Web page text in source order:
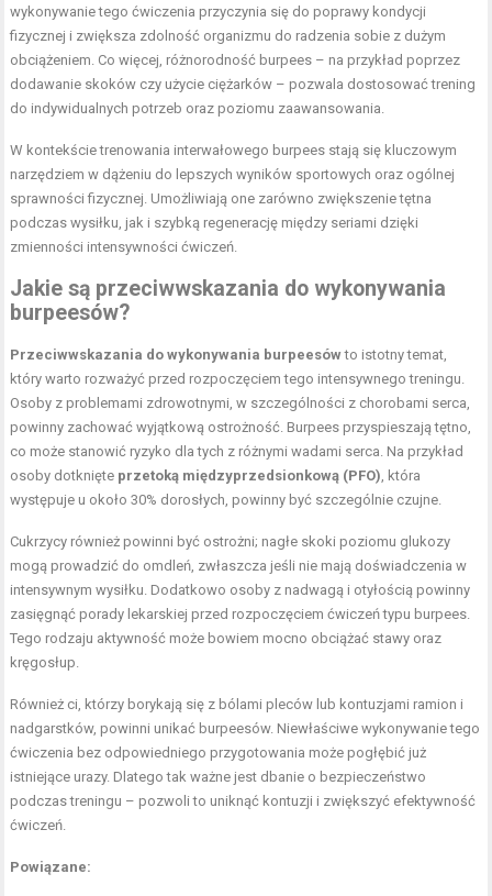
wykonywanie tego ćwiczenia przyczynia się do poprawy kondycji
fizycznej i zwiększa zdolność organizmu do radzenia sobie z dużym
obciążeniem. Co więcej, różnorodność burpees – na przykład poprzez
dodawanie skoków czy użycie ciężarków – pozwala dostosować trening
do indywidualnych potrzeb oraz poziomu zaawansowania.
W kontekście trenowania interwałowego burpees stają się kluczowym
narzędziem w dążeniu do lepszych wyników sportowych oraz ogólnej
sprawności fizycznej. Umożliwiają one zarówno zwiększenie tętna
podczas wysiłku, jak i szybką regenerację między seriami dzięki
zmienności intensywności ćwiczeń.
Jakie są przeciwwskazania do wykonywania
burpeesów?
Przeciwwskazania do wykonywania burpeesówto istotny temat,
który warto rozważyć przed rozpoczęciem tego intensywnego treningu.
Osoby z problemami zdrowotnymi, w szczególności z chorobami serca,
powinny zachować wyjątkową ostrożność. Burpees przyspieszają tętno,
co może stanowić ryzyko dla tych z różnymi wadami serca. Na przykład
osoby dotknięte przetoką międzyprzedsionkową (PFO), która
występuje u około 30% dorosłych, powinny być szczególnie czujne.
Cukrzycy również powinni być ostrożni; nagłe skoki poziomu glukozy
mogą prowadzić do omdleń, zwłaszcza jeśli nie mają doświadczenia w
intensywnym wysiłku. Dodatkowo osoby z nadwagą i otyłością powinny
zasięgnąć porady lekarskiej przed rozpoczęciem ćwiczeń typu burpees.
Tego rodzaju aktywność może bowiem mocno obciążać stawy oraz
kręgosłup.
Również ci, którzy borykają się z bólami pleców lub kontuzjami ramion i
nadgarstków, powinni unikać burpeesów. Niewłaściwe wykonywanie tego
ćwiczenia bez odpowiedniego przygotowania może pogłębić już
istniejące urazy. Dlatego tak ważne jest dbanie o bezpieczeństwo
podczas treningu – pozwoli to uniknąć kontuzji i zwiększyć efektywność
ćwiczeń.
Powiązane: